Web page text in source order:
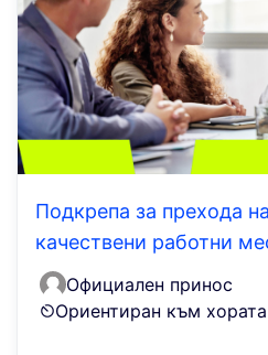
Подкрепа за прехода
качествени работни
Официален принос
Ориентиран към